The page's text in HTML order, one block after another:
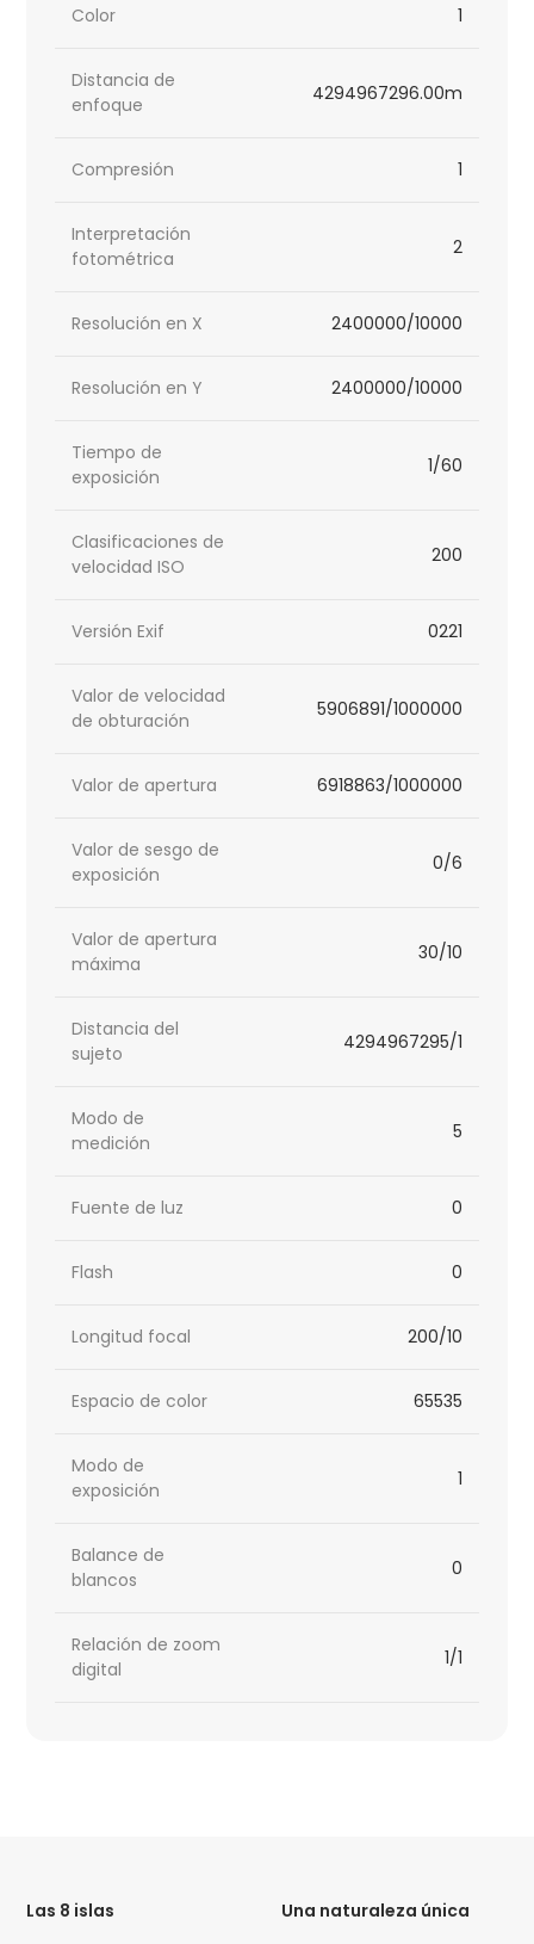
Color 1
Distancia de
enfoque
4294967296.00m
Compresión 1
Interpretación
fotométrica
2
Resolución en X 2400000/10000
Resolución en Y 2400000/10000
Tiempo de
exposición
1/60
Clasificaciones de
velocidad ISO
200
Versión Exif 0221
Valor de velocidad
de obturación
5906891/1000000
Valor de apertura 6918863/1000000
Valor de sesgo de
exposición
0/6
Valor de apertura
máxima
30/10
Distancia del
sujeto
4294967295/1
Modo de
medición
5
Fuente de luz 0
Flash 0
Longitud focal 200/10
Espacio de color 65535
Modo de
exposición
1
Balance de
blancos
0
Relación de zoom
digital
1/1
Las 8 islas
Una naturaleza única